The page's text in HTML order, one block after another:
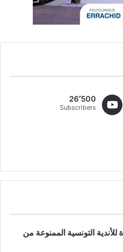
26٬500
Subscribers
للأندية التونسية الممنوعة من